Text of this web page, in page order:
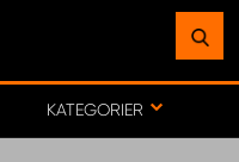
KATEGORIER